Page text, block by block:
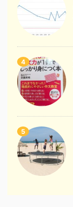
4
5